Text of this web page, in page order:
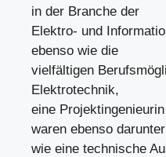
in der Branche der
Elektro- und
ebenso wie die
vielfältigen
Elektrotechnik,
eine
waren ebenso darunter
wie eine technische